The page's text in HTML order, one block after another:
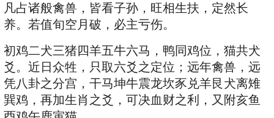
凡占诸般禽兽，皆看子孙，旺相生扶，定然长
养。若值旬空月破，必主亏伤。
初鸡二犬三猪四羊五牛六马，鸭同鸡位，猫共犬
爻。近日众牲，只取六爻之定位；远年禽兽，远
凭八卦之分宫，干马坤牛震龙坎豕兑羊艮犬离雉
巽鸡，再加生肖之爻，可决血财之利，又附亥鱼